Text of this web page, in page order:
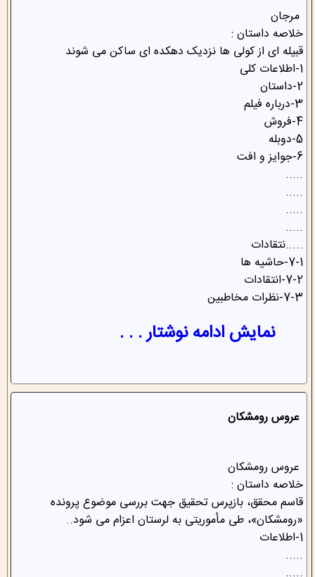
مرجان
خلاصه داستان :
قبیله ای از کولی ها نزدیک دهکده ای ساکن می شوند
1-اطلاعات کلی
2-داستان
3-درباره فیلم
4-فروش
5-دوبله
6-جوایز و افت
.....
.....
.....
.....
.....نتقادات
7-1-حاشیه ها
7-2-انتقادات
7-3-نظرات مخاطبین
نمایش ادامه نوشتار . . .
عروس رومشکان
عروس رومشکان
خلاصه داستان :
قاسم محقق، بازپرس تحقیق جهت بررسی موضوع پرونده
«رومشکان»، طی مأموریتی به لرستان اعزام می شود..
1-اطلاعات
.....